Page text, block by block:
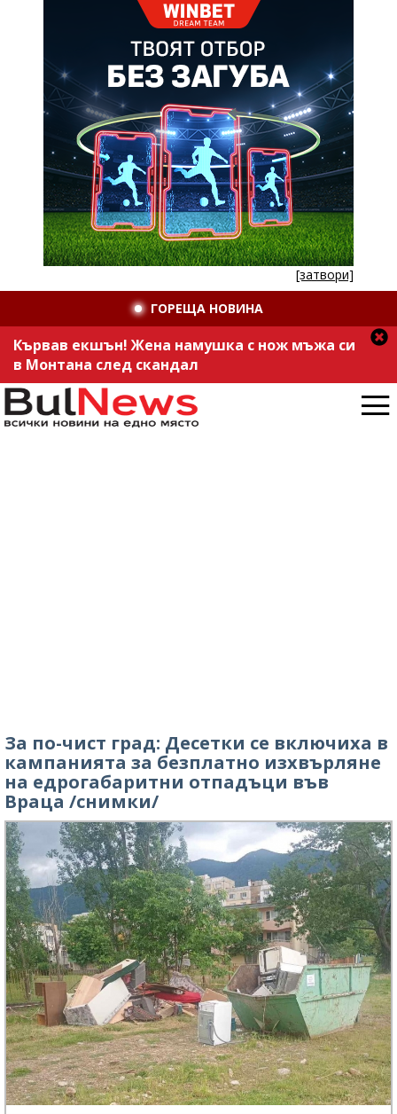
[затвори]
ГОРЕЩА НОВИНА
Кървав екшън! Жена намушка с нож мъжа си
в Монтана след скандал
За по-чист град: Десетки се включиха в
кампанията за безплатно изхвърляне
на едрогабаритни отпадъци във
Враца /снимки/